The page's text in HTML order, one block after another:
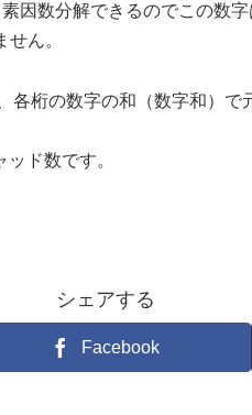
因数分解できるのでこの数字
ん。
各桁の数字の和（数字和）
ド数です。
シェアする
Facebook